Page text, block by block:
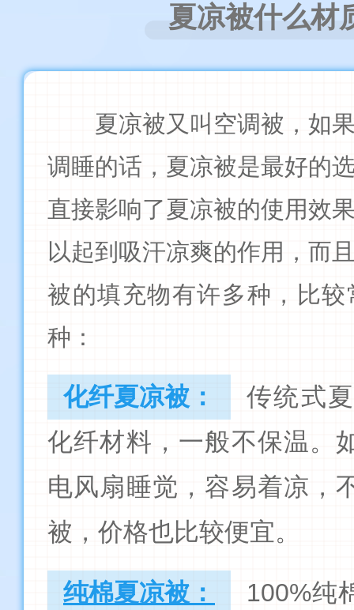
夏凉被什么材
夏凉被又叫空调被，如
调睡的话，夏凉被是最好的
直接影响了夏凉被的使用效
以起到吸汗凉爽的作用，而
被的填充物有许多种，比
种：
化纤夏凉被：
传统式
化纤材料，一般不保温。
电风扇睡觉，容易着凉，
被，价格也比较便宜。
纯棉夏凉被：
100%纯